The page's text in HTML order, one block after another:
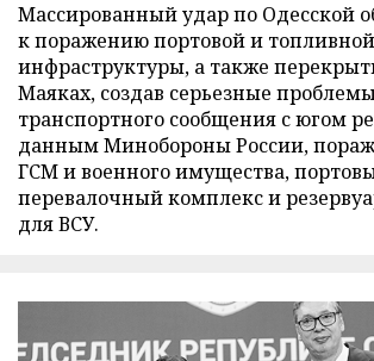
Массированный удар по Одесской
к поражению портовой и топливной
инфраструктуры, а также
Маяках, создав серьезные
транспортного сообщения с югом
данным Минобороны России,
ГСМ и военного имущества,
перевалочный комплекс и
для ВСУ.